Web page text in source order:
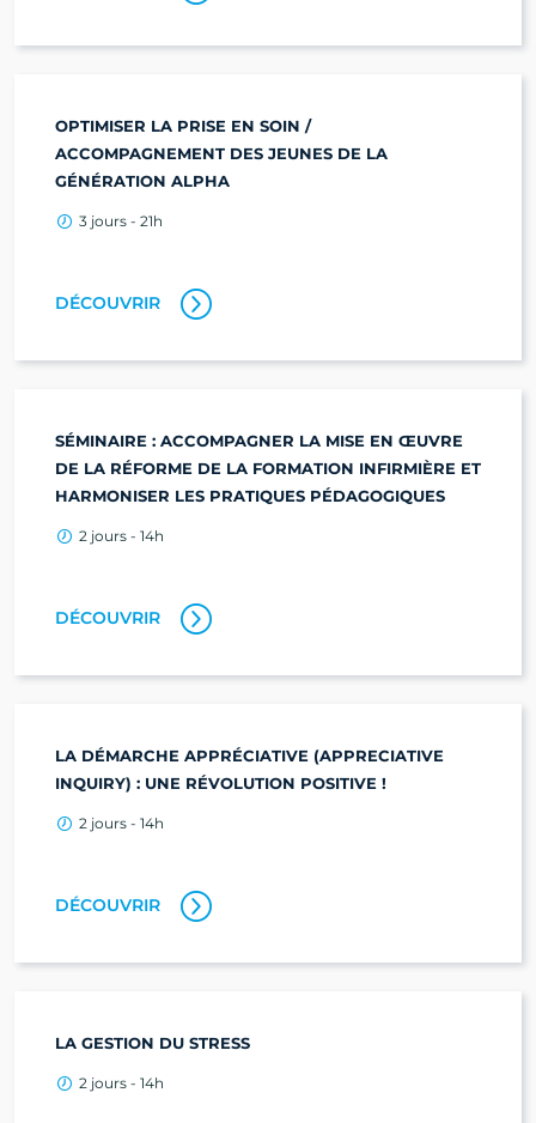
OPTIMISER LA PRISE EN SOIN /
ACCOMPAGNEMENT DES JEUNES DE LA
GÉNÉRATION ALPHA
3 jours - 21h
DÉCOUVRIR
SÉMINAIRE : ACCOMPAGNER LA MISE EN ŒUVRE
DE LA RÉFORME DE LA FORMATION INFIRMIÈRE ET
HARMONISER LES PRATIQUES PÉDAGOGIQUES
2 jours - 14h
DÉCOUVRIR
LA DÉMARCHE APPRÉCIATIVE (APPRECIATIVE
INQUIRY) : UNE RÉVOLUTION POSITIVE !
2 jours - 14h
DÉCOUVRIR
LA GESTION DU STRESS
2 jours - 14h